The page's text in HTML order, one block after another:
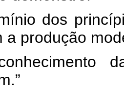
dos
a produção